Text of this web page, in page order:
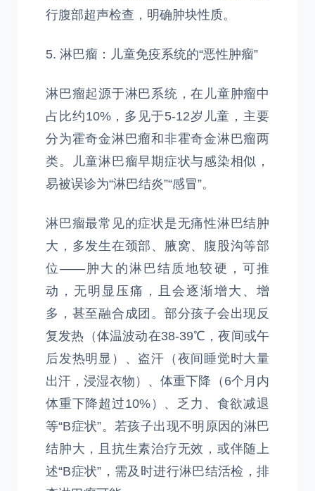
行腹部超声检查，明确肿块性质。
5. 淋巴瘤：儿童免疫系统的“恶性肿瘤”
淋巴瘤起源于淋巴系统，在儿童肿瘤中
占比约10%，多见于5-12岁儿童，主要
分为霍奇金淋巴瘤和非霍奇金淋巴瘤两
类。儿童淋巴瘤早期症状与感染相似，
易被误诊为“淋巴结炎”“感冒”。
淋巴瘤最常见的症状是无痛性淋巴结肿
大，多发生在颈部、腋窝、腹股沟等部
位——肿大的淋巴结质地较硬，可推
动，无明显压痛，且会逐渐增大、增
多，甚至融合成团。部分孩子会出现反
复发热（体温波动在38-39℃，夜间或午
后发热明显）、盗汗（夜间睡觉时大量
出汗，浸湿衣物）、体重下降（6个月内
体重下降超过10%）、乏力、食欲减退
等“B症状”。若孩子出现不明原因的淋巴
结肿大，且抗生素治疗无效，或伴随上
述“B症状”，需及时进行淋巴结活检，排